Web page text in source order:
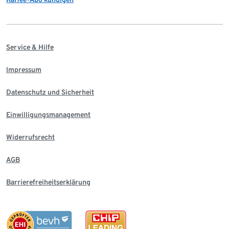
Service & Hilfe
Impressum
Datenschutz und Sicherheit
Einwilligungsmanagement
Widerrufsrecht
AGB
Barrierefreiheitserklärung